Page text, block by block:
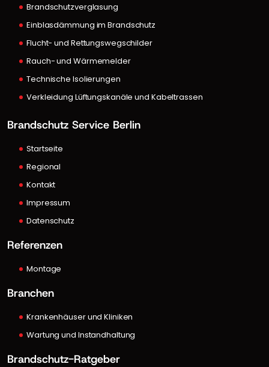
Brandschutzverglasung
Einblasdämmung im Brandschutz
Flucht- und Rettungswegschilder
Rauch- und Wärmemelder
Technische Isolierungen
Verkleidung Lüftungskanäle und Kabeltrassen
Brandschutz Service Berlin
Startseite
Regional
Kontakt
Impressum
Datenschutz
Referenzen
Montage
Branchen
Krankenhäuser und Kliniken
Wartung und Instandhaltung
Brandschutz-Ratgeber